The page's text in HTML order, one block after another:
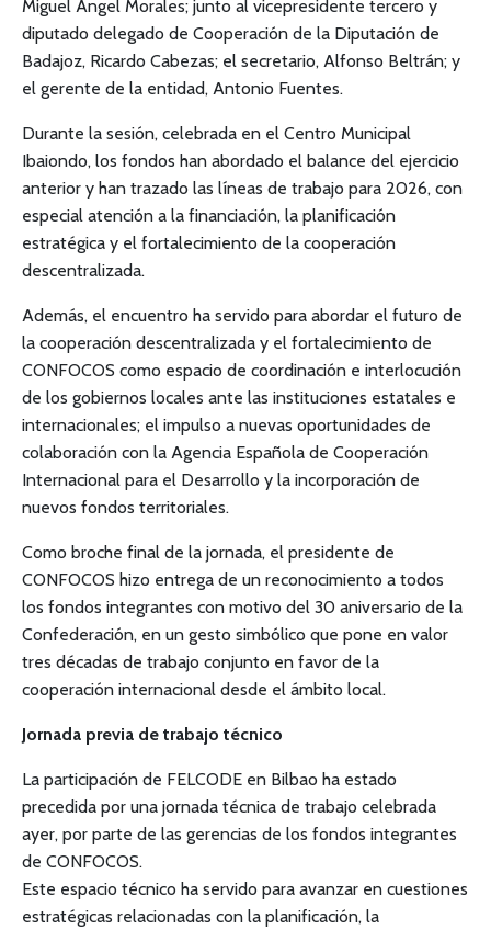
Miguel Ángel Morales; junto al vicepresidente tercero y
diputado delegado de Cooperación de la Diputación de
Badajoz, Ricardo Cabezas; el secretario, Alfonso Beltrán; y
el gerente de la entidad, Antonio Fuentes.
Durante la sesión, celebrada en el Centro Municipal
Ibaiondo, los fondos han abordado el balance del ejercicio
anterior y han trazado las líneas de trabajo para 2026, con
especial atención a la financiación, la planificación
estratégica y el fortalecimiento de la cooperación
descentralizada.
Además, el encuentro ha servido para abordar el futuro de
la cooperación descentralizada y el fortalecimiento de
CONFOCOS como espacio de coordinación e interlocución
de los gobiernos locales ante las instituciones estatales e
internacionales; el impulso a nuevas oportunidades de
colaboración con la Agencia Española de Cooperación
Internacional para el Desarrollo y la incorporación de
nuevos fondos territoriales.
Como broche final de la jornada, el presidente de
CONFOCOS hizo entrega de un reconocimiento a todos
los fondos integrantes con motivo del 30 aniversario de la
Confederación, en un gesto simbólico que pone en valor
tres décadas de trabajo conjunto en favor de la
cooperación internacional desde el ámbito local.
Jornada previa de trabajo técnico
La participación de FELCODE en Bilbao ha estado
precedida por una jornada técnica de trabajo celebrada
ayer, por parte de las gerencias de los fondos integrantes
de CONFOCOS.
Este espacio técnico ha servido para avanzar en cuestiones
estratégicas relacionadas con la planificación, la